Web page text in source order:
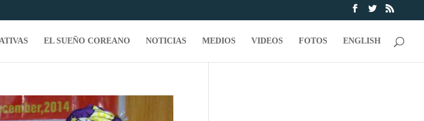
EL SUEÑO COREANO NOTICIAS MEDIOS VIDEOS FOTOS ENGLISH